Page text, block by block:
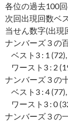
各位の過去100
次回出現回数ベ
当せん数字(出現
ナンバーズ３の
ベスト3 : 1
ワースト3 : 2
ナンバーズ３の
ベスト3 : 4
ワースト3 : 0
ナンバーズ３の